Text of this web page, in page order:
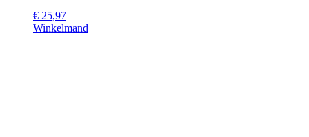
€ 25,97
Winkelmand